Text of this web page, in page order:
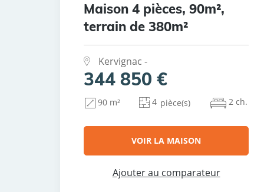
Maison 4 pièces, 90m²,
terrain de 380m²
Kervignac -
344 850 €
90 m² 4 pièce(s) 2 ch.
VOIR LA MAISON
Ajouter au comparateur